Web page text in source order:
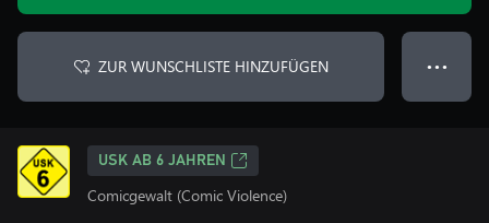
ZUR WUNSCHLISTE HINZUFÜGEN ● ● ●
USK AB 6 JAHREN
Comicgewalt (Comic Violence)